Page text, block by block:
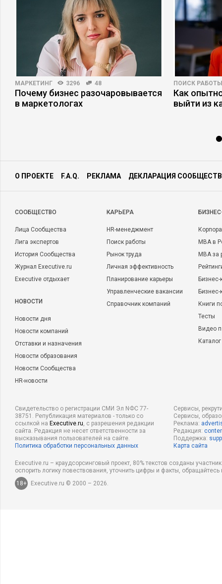
МАРКЕТИНГ 3296 48
Почему бизнес разочаровывается
в маркетологах
ПОИСК РАБОТЫ
Как
выйти из
О ПРОЕКТЕ F.A.Q. РЕКЛАМА ДЕКЛАРАЦИЯ
CООБЩЕСТВО
Лица Сообщества
Лига экспертов
История Сообщества
Журнал Executive.ru
Executive отдыхает
НОВОСТИ
Новости дня
Новости компаний
Отставки и назначения
Новости образования
Новости Сообщества
HR-новости
КАРЬЕРА
HR-менеджмент
Поиск работы
Рынок труда
Личная эффективность
Планирование карьеры
Управленческие вакансии
Справочник компаний
MBA в
MBA
Бизнес-
Книги
Тесты
Видео
Свидетельство о регистрации СМИ Эл NФС 77-
38751. Републикация материалов - только со
ссылкой на Executive.ru, с разрешения редакции
сайта. Редакция не несет ответственности за
высказывания пользователей на сайте.
Политика обработки персональных данных
Сервисы,
Сервисы,
Реклама:
Редакция:
Поддержка:
Карта сайта
Executive.ru – краудсорсинговый проект, 80% текстов созданы
оспорить логику повествования, уточнить цифры и факты,
18+
Executive.ru © 2000 – 2026.